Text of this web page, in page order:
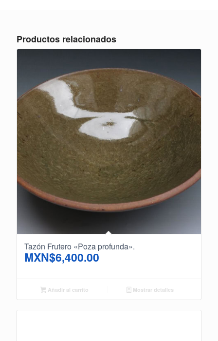
Productos relacionados
Tazón Frutero «Poza profunda».
MXN$6,400.00
Añadir al carrito Mostrar detalles